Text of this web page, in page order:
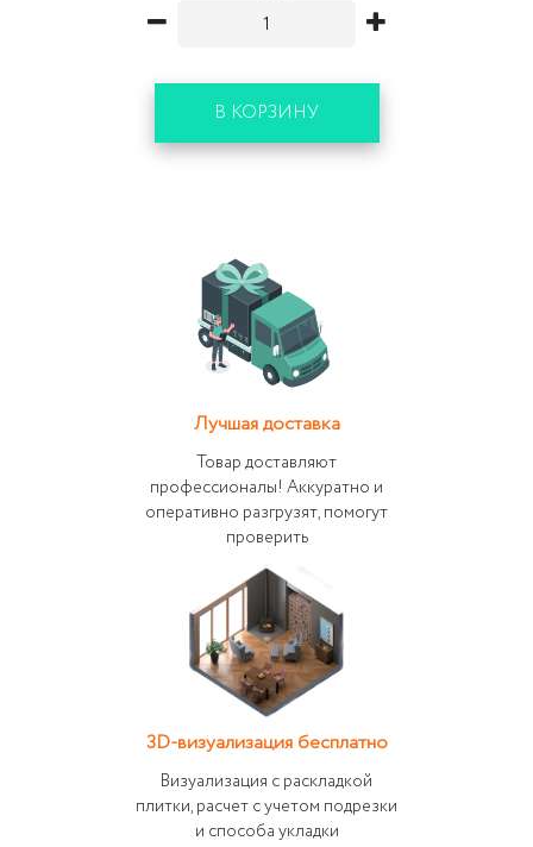
В КОРЗИНУ
Лучшая доставка
Товар доставляют
профессионалы! Аккуратно и
оперативно разгрузят, помогут
проверить
3D-визуализация бесплатно
Визуализация с раскладкой
плитки, расчет с учетом подрезки
и способа укладки